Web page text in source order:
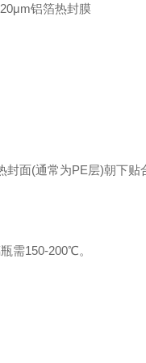
(通常为PE层)朝下贴
需150-200℃。